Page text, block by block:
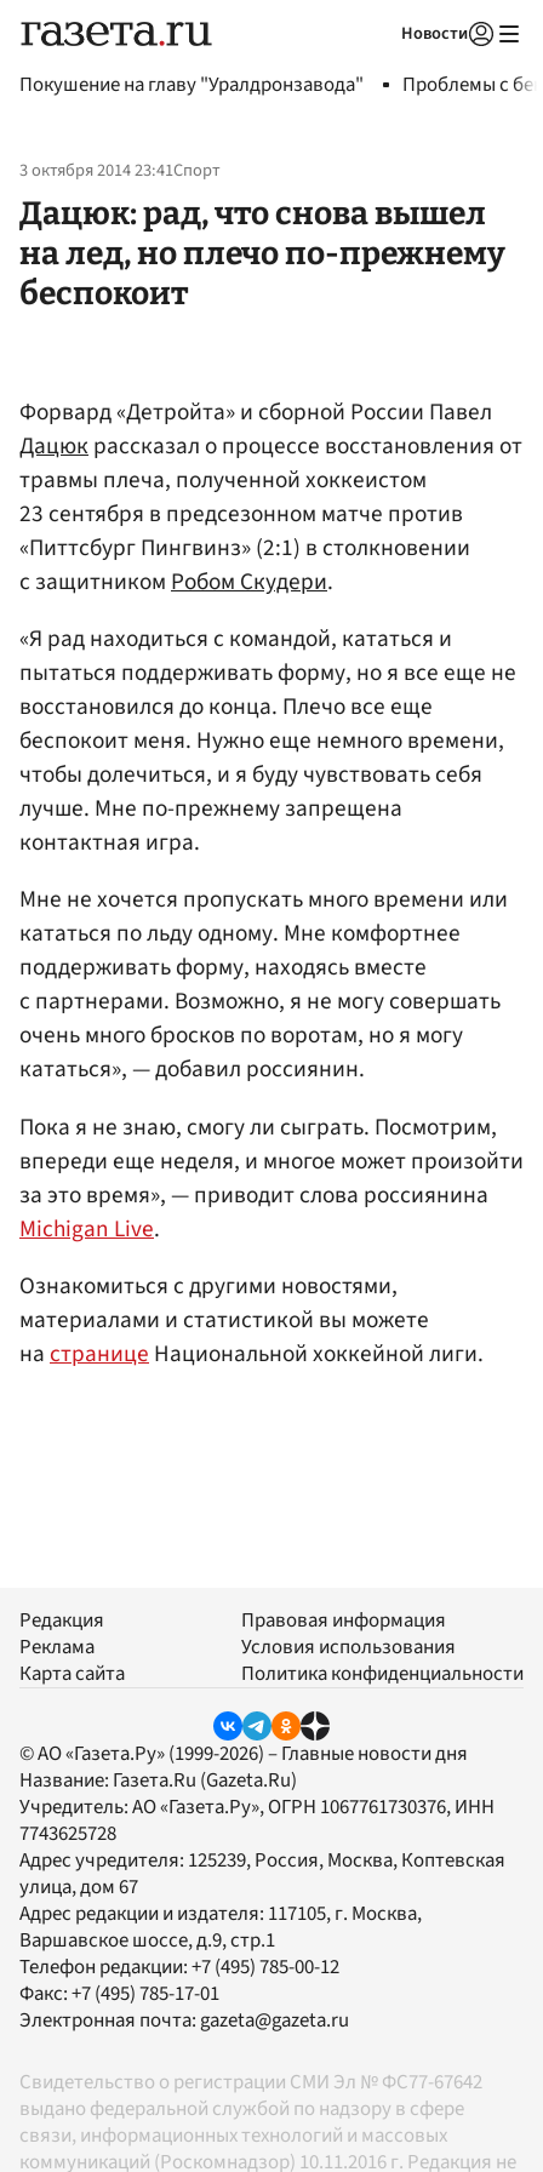
Новости
Покушение на главу "Уралдронзавода" Проблемы с
3 октября 2014 23:41Спорт
Дацюк: рад, что снова вышел
на лед, но плечо по-прежнему
беспокоит
Форвард «Детройта» и сборной России Павел
Дацюкрассказал о процессе восстановления от
травмы плеча, полученной хоккеистом
23 сентября в предсезонном матче против
«Питтсбург Пингвинз» (2:1) в столкновении
с защитникомРобом Скудери.
«Я рад находиться с командой, кататься и
пытаться поддерживать форму, но я все еще не
восстановился до конца. Плечо все еще
беспокоит меня. Нужно еще немного времени,
чтобы долечиться, и я буду чувствовать себя
лучше. Мне по-прежнему запрещена
контактная игра.
Мне не хочется пропускать много времени или
кататься по льду одному. Мне комфортнее
поддерживать форму, находясь вместе
с партнерами. Возможно, я не могу совершать
очень много бросков по воротам, но я могу
кататься», — добавил россиянин.
Пока я не знаю, смогу ли сыграть. Посмотрим,
впереди еще неделя, и многое может произойти
за это время», — приводит слова россиянина
Michigan Live.
Ознакомиться с другими новостями,
материалами и статистикой вы можете
настраницеНациональной хоккейной лиги.
Редакция
Реклама
Карта сайта
Правовая информация
Условия использования
Политика конфиденциальности
© АО «Газета.Ру» (1999-2026) – Главные новости дня
Название: Газета.Ru (Gazeta.Ru)
Учредитель:АО «Газета.Ру», ОГРН 1067761730376, ИНН
7743625728
Адрес учредителя: 125239, Россия, Москва, Коптевская
улица, дом 67
Адрес редакции и издателя: 117105, г. Москва,
Варшавское шоссе, д.9, стр.1
Телефон редакции:+7 (495) 785-00-12
Факс:+7 (495) 785-17-01
Электронная почта:gazeta@gazeta.ru
Свидетельство о регистрации СМИ Эл № ФС77-67642
выдано федеральной службой по надзору в сфере
связи, информационных технологий и массовых
коммуникаций (Роскомнадзор) 10.11.2016 г. Редакция не